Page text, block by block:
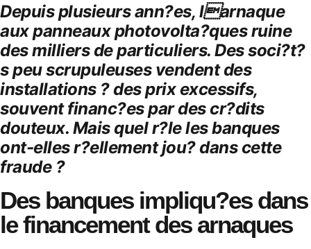
Depuis plusieurs ann?es, larnaque
aux panneaux photovolta?ques ruine
des milliers de particuliers. Des soci?t?
s peu scrupuleuses vendent des
installations ? des prix excessifs,
souvent financ?es par des cr?dits
douteux. Mais quel r?le les banques
ont-elles r?ellement jou? dans cette
fraude ?
Des banques impliqu?es dans
le financement des arnaques